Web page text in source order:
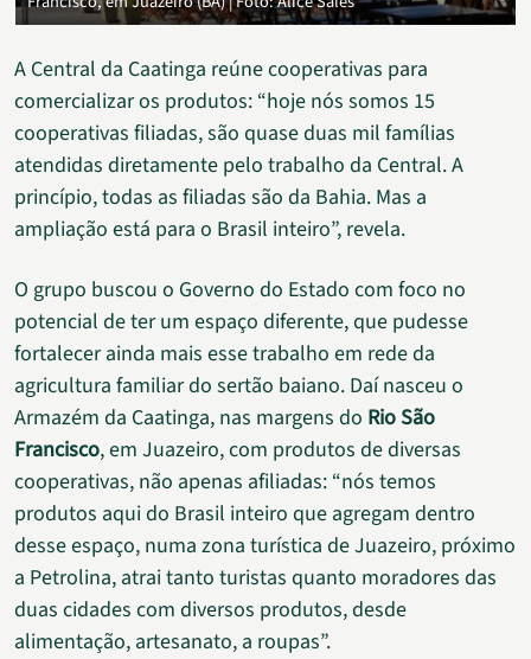
A Central da Caatinga reúne cooperativas para
comercializar os produtos: “hoje nós somos 15
cooperativas filiadas, são quase duas mil famílias
atendidas diretamente pelo trabalho da Central. A
princípio, todas as filiadas são da Bahia. Mas a
ampliação está para o Brasil inteiro”, revela.
O grupo buscou o Governo do Estado com foco no
potencial de ter um espaço diferente, que pudesse
fortalecer ainda mais esse trabalho em rede da
agricultura familiar do sertão baiano. Daí nasceu o
Armazém da Caatinga, nas margens do Rio São
Francisco, em Juazeiro, com produtos de diversas
cooperativas, não apenas afiliadas: “nós temos
produtos aqui do Brasil inteiro que agregam dentro
desse espaço, numa zona turística de Juazeiro, próximo
a Petrolina, atrai tanto turistas quanto moradores das
duas cidades com diversos produtos, desde
alimentação, artesanato, a roupas”.